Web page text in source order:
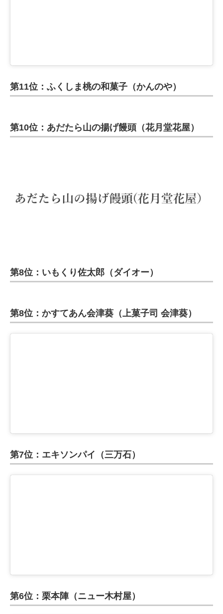
第11位：ふくしま桃の和菓子（かんのや）
第10位：あだたら山の揚げ饅頭（花月堂花屋）
第8位：いもくり佐太郎（ダイオー）
第8位：かすてあん会津葵（上菓子司 会津葵）
第7位：エキソンパイ（三万石）
第6位：栗本陣（ニュー木村屋）